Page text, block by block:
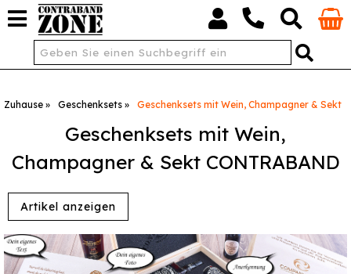
Zuhause Geschenksets Geschenksets mit Wein, Champagner & Sekt
Geschenksets mit Wein,
Champagner & Sekt CONTRABAND